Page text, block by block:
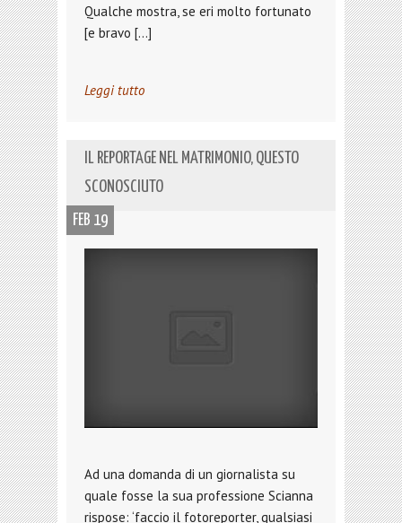
Qualche mostra, se eri molto fortunato
[e bravo […]
Leggi tutto
IL REPORTAGE NEL MATRIMONIO, QUESTO
SCONOSCIUTO
FEB 19
Ad una domanda di un giornalista su
quale fosse la sua professione Scianna
rispose: ‘faccio il fotoreporter, qualsiasi